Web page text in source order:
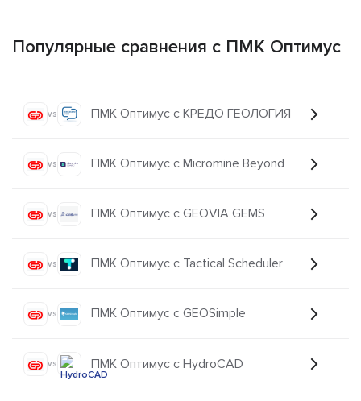
Популярные сравнения с ПМК Оптимус
vs ПМК Оптимус с КРЕДО ГЕОЛОГИЯ
vs ПМК Оптимус с Micromine Beyond
vs ПМК Оптимус с GEOVIA GEMS
vs ПМК Оптимус с Tactical Scheduler
vs ПМК Оптимус с GEOSimple
vs ПМК Оптимус с HydroCAD